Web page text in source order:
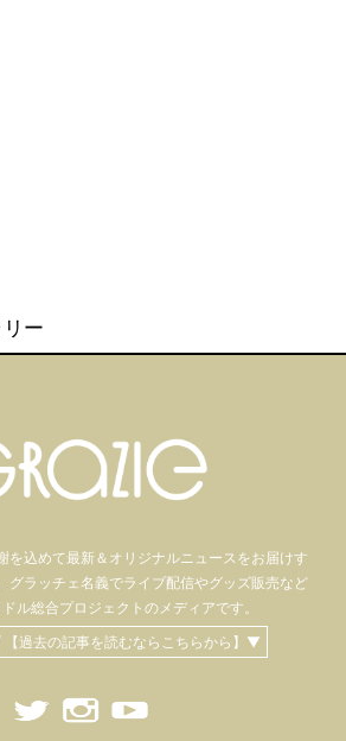
grazie
ー
を込めて最新＆オリジナルニュースをお届けす
グラッチェ名義でライブ配信やグッズ販売など
ル総合プロジェクトのメディアです。
【過去の記事を読むならこちらから】▼